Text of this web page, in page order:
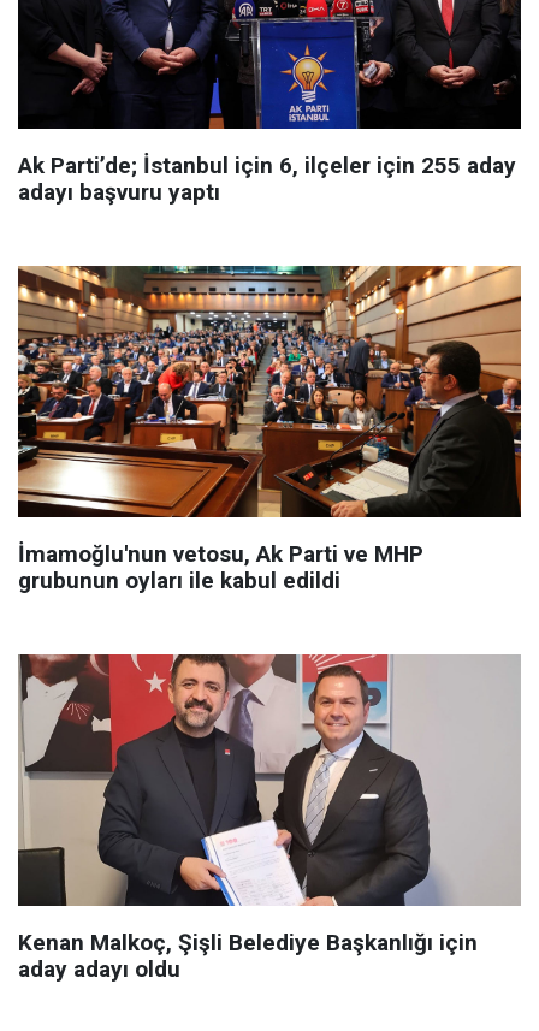
Ak Parti’de; İstanbul için 6, ilçeler için 255 aday
adayı başvuru yaptı
İmamoğlu'nun vetosu, Ak Parti ve MHP
grubunun oyları ile kabul edildi
Kenan Malkoç, Şişli Belediye Başkanlığı için
aday adayı oldu